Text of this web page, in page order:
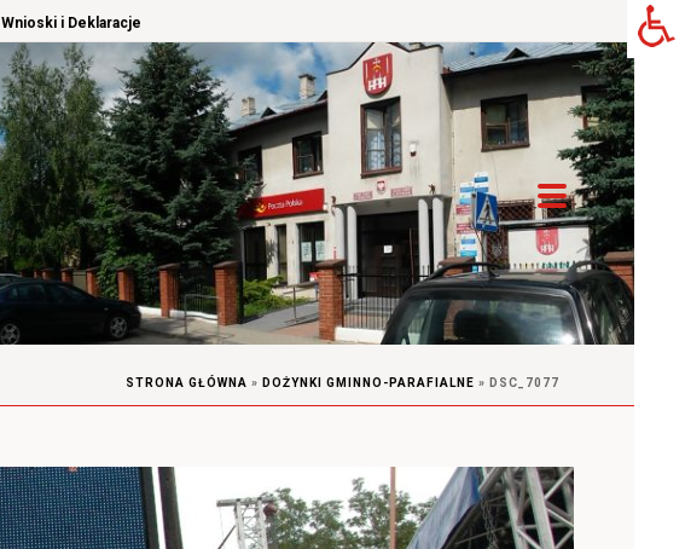
Wnioski i Deklaracje
STRONA GŁÓWNA » DOŻYNKI GMINNO-PARAFIALNE » DSC_7077